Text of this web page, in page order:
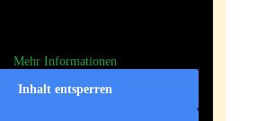
Mehr Informationen
Inhalt entsperren